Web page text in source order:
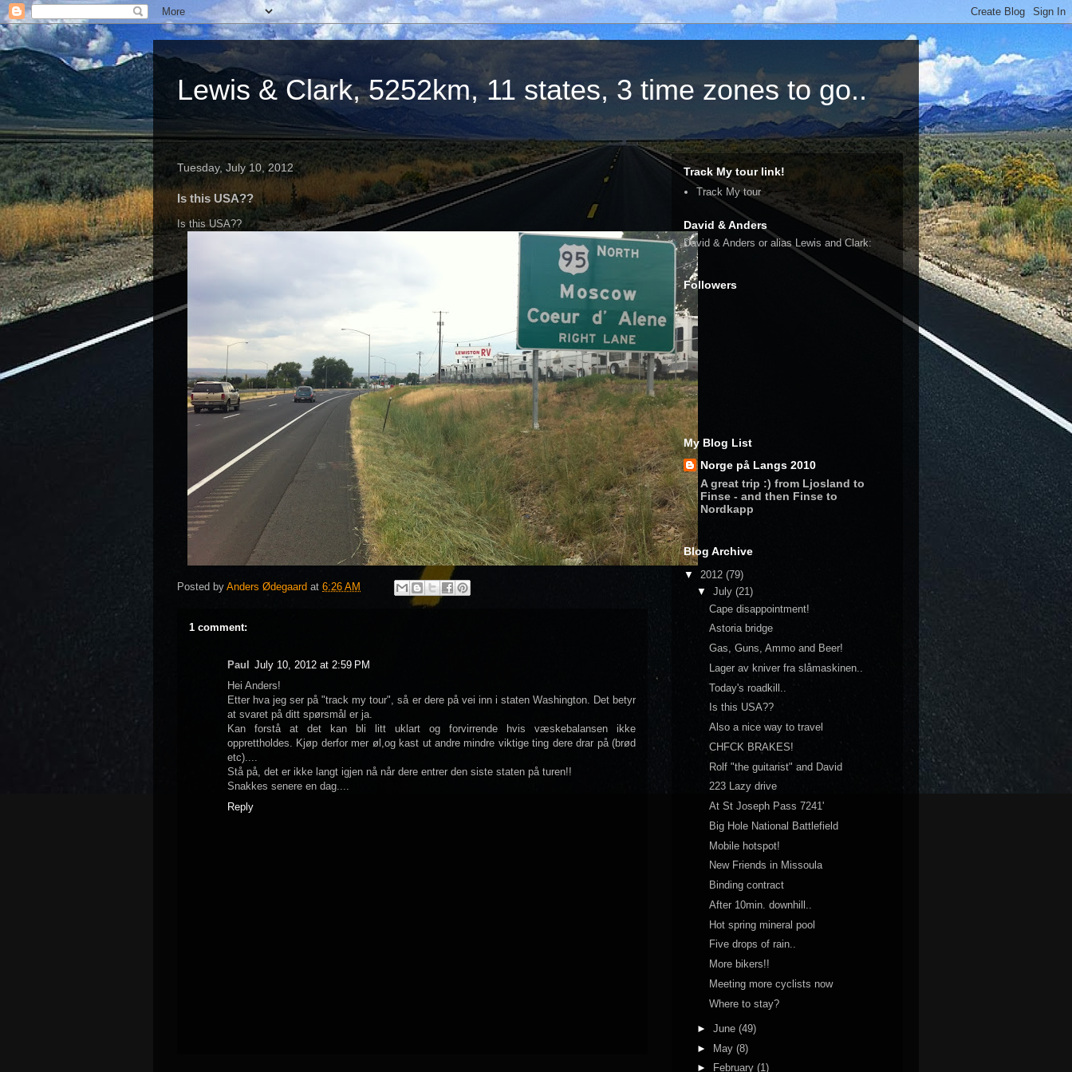
Lewis & Clark, 5252km, 11 states, 3 time zones to go..
Tuesday, July 10, 2012
Is this USA??
Is this USA??
Posted by Anders Ødegaard at 6:26 AM
1 comment:
Paul
July 10, 2012 at 2:59 PM
Hei Anders!
Etter hva jeg ser på "track my tour", så er dere på vei inn i staten Washington. Det betyr
at svaret på ditt spørsmål er ja.
Kan forstå at det kan bli litt uklart og forvirrende hvis væskebalansen ikke
opprettholdes. Kjøp derfor mer øl,og kast ut andre mindre viktige ting dere drar på (brød
etc)....
Stå på, det er ikke langt igjen nå når dere entrer den siste staten på turen!!
Snakkes senere en dag....
Reply
Track My tour link!
Track My tour
David & Anders
David & Anders or alias Lewis and Clark:
Followers
My Blog List
Norge på Langs 2010
A great trip :) from Ljosland to
Finse - and then Finse to
Nordkapp
Blog Archive
▼ 2012 (79)
▼ July (21)
Cape disappointment!
Astoria bridge
Gas, Guns, Ammo and Beer!
Lager av kniver fra slåmaskinen..
Today's roadkill..
Is this USA??
Also a nice way to travel
CHFCK BRAKES!
Rolf "the guitarist" and David
223 Lazy drive
At St Joseph Pass 7241'
Big Hole National Battlefield
Mobile hotspot!
New Friends in Missoula
Binding contract
After 10min. downhill..
Hot spring mineral pool
Five drops of rain..
More bikers!!
Meeting more cyclists now
Where to stay?
► June (49)
► May (8)
►
February (1)